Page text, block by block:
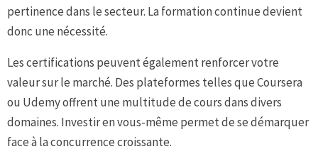
pertinence dans le secteur. La formation continue devient
donc une nécessité.
Les certifications peuvent également renforcer votre
valeur sur le marché. Des plateformes telles que Coursera
ou Udemy offrent une multitude de cours dans divers
domaines. Investir en vous-même permet de se démarquer
face à la concurrence croissante.